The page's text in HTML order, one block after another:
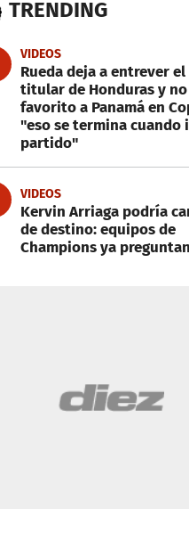
TRENDING
VIDEOS
Rueda deja a entrever el
titular de Honduras y
favorito a Panamá en
"eso se termina cuando
partido"
VIDEOS
Kervin Arriaga podría
de destino: equipos de
Champions ya